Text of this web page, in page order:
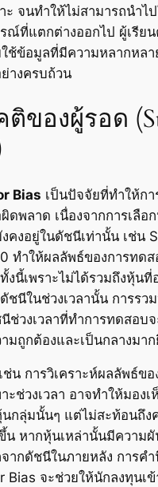
ะ จนทำให้ไม่สามารถนำไ
ณ์ที่แตกต่างออกไป ผู้เรียน
ช้ข้อมูลที่มีความหลากหลา
างครบถ้วน
ติของผู้รอด
Bias เป็นปัจจัยที่ทำให้ก
ดพลาด เนื่องจากการเลือ
คงอยู่ในดัชนีเท่านั้น เช่น
ทำให้ผลลัพธ์ของการทด
งนี้เพราะไม่ได้รวมถึงหุ้น
ชนีในช่วงเวลานั้น การรว
ช่วงเวลาที่ทำการทดสอบ
มถูกต้องและเป็นกลางมา
ช่น การวิเคราะห์ผลลัพธ์ข
ะช่วงเวลา อาจทำให้มอง
กลุ่มนั้นๆ แต่ไม่สะท้อนถึง
น หากหุ้นเหล่านั้นมีความ
ากดัชนีในภายหลัง การคำ
Bias จะช่วยให้นักลงทุนเ